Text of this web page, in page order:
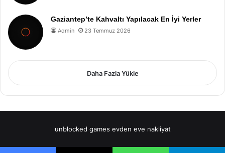
Gaziantep’te Kahvaltı Yapılacak En İyi Yerler
Admin 23 Temmuz 2026
Daha Fazla Yükle
unblocked games evden eve nakliyat